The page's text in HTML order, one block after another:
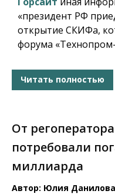
«президент РФ
открытие СКИФа,
форума «Технопром-
Читать полностью
От
потребовали
миллиарда
Автор: Юлия Данилова